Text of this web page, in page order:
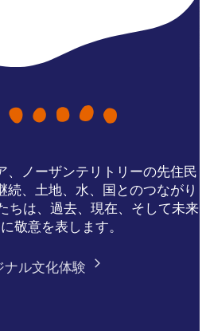
、ノーザンテリトリーの先住民
続、土地、水、国とのつながり
ちは、過去、現在、そして未来
敬意を表します。
ナル文化体験